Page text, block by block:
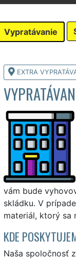
Vypratávanie
EXTRA
vám bude
skládku. V
materiál, ktorý sa
KDE
Naša spoločnosť